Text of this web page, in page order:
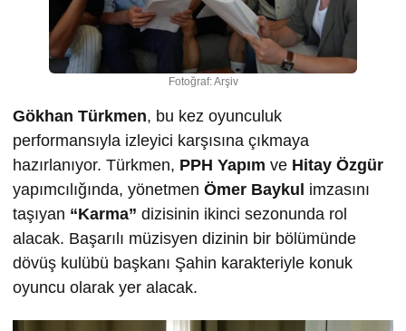
Fotoğraf: Arşiv
Gökhan Türkmen, bu kez oyunculuk
performansıyla izleyici karşısına çıkmaya
hazırlanıyor. Türkmen, PPH Yapım ve Hitay Özgür
yapımcılığında, yönetmen Ömer Baykul imzasını
taşıyan “Karma” dizisinin ikinci sezonunda rol
alacak. Başarılı müzisyen dizinin bir bölümünde
dövüş kulübü başkanı Şahin karakteriyle konuk
oyuncu olarak yer alacak.